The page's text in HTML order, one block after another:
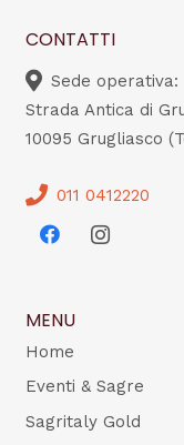
CONTATTI
Sede operativa:
Strada Antica di
10095 Grugliasco
011 0412220
MENU
Home
Eventi & Sagre
Sagritaly Gold